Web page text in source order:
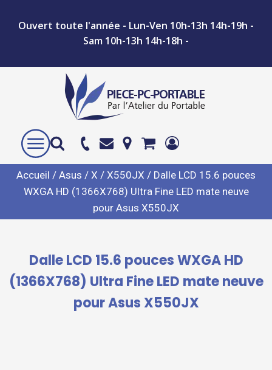
Ouvert toute l'année - Lun-Ven 10h-13h 14h-19h -
Sam 10h-13h 14h-18h -
Accueil / Asus / X / X550JX / Dalle LCD 15.6 pouces
WXGA HD (1366X768) Ultra Fine LED mate neuve
pour Asus X550JX
Dalle LCD 15.6 pouces WXGA HD
(1366X768) Ultra Fine LED mate neuve
pour Asus X550JX